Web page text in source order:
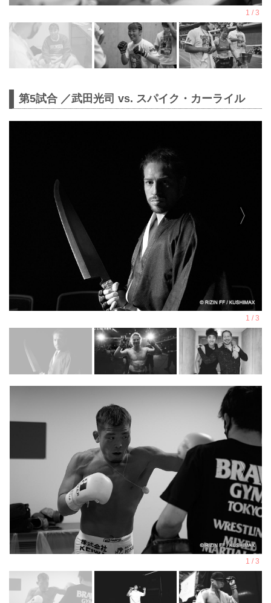
第5試合 ／武田光司 vs. スパイク・カーライル